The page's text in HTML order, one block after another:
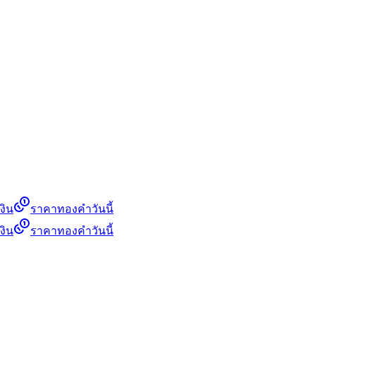
น
ราคาทองคำวันนี้
น
ราคาทองคำวันนี้